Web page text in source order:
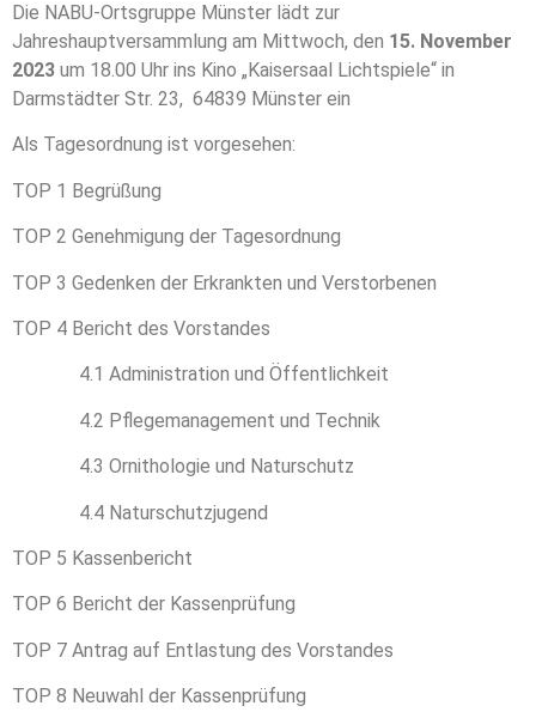
Die NABU-Ortsgruppe Münster lädt zur
Jahreshauptversammlung am Mittwoch, den 15. November
2023 um 18.00 Uhr ins Kino „Kaisersaal Lichtspiele“ in
Darmstädter Str. 23, 64839 Münster ein
Als Tagesordnung ist vorgesehen:
TOP 1 Begrüßung
TOP 2 Genehmigung der Tagesordnung
TOP 3 Gedenken der Erkrankten und Verstorbenen
TOP 4 Bericht des Vorstandes
4.1 Administration und Öffentlichkeit
4.2 Pflegemanagement und Technik
4.3 Ornithologie und Naturschutz
4.4 Naturschutzjugend
TOP 5 Kassenbericht
TOP 6 Bericht der Kassenprüfung
TOP 7 Antrag auf Entlastung des Vorstandes
TOP 8 Neuwahl der Kassenprüfung
Notwendig
Cookies
optional. Sie
benötigt,
Website
funktioniert.
Mit diesen
können wir die
und Struktur
auf Basis der